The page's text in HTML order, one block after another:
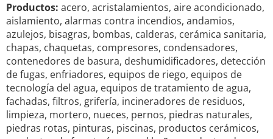
Productos: acero, acristalamientos, aire acondicionado,
aislamiento, alarmas contra incendios, andamios,
azulejos, bisagras, bombas, calderas, cerámica sanitaria,
chapas, chaquetas, compresores, condensadores,
contenedores de basura, deshumidificadores, detección
de fugas, enfriadores, equipos de riego, equipos de
tecnología del agua, equipos de tratamiento de agua,
fachadas, filtros, grifería, incineradores de residuos,
limpieza, mortero, nueces, pernos, piedras naturales,
piedras rotas, pinturas, piscinas, productos cerámicos,